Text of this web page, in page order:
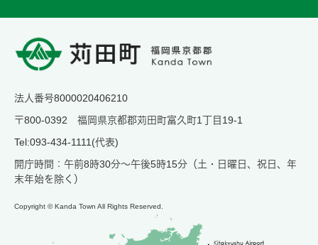
法人番号8000020406210
〒800-0392 福岡県京都郡苅田町富久町1丁目19-1
Tel:093-434-1111(代表)
開庁時間：午前8時30分～午後5時15分（土・日曜日、祝日、年
末年始を除く）
Copyright © Kanda Town All Rights Reserved.